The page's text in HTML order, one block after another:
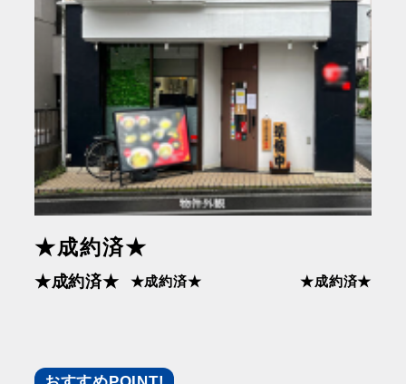
★成約済★
★成約済★ ★成約済★ ★成約済★